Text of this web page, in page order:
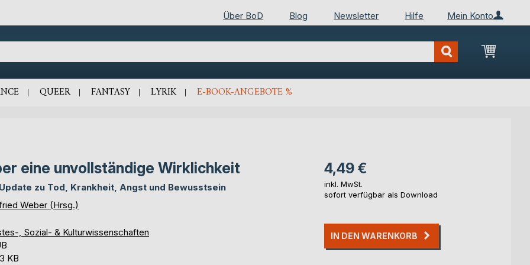
Mein Konto
Über BoD Blog Newsletter Hilfe
Mein
QUEER FANTASY LYRIK E-BOOK-ANGEBOTE %
eine unvollständige Wirklichkeit
zu Tod, Krankheit, Angst und Bewusstsein
Weber (Hrsg.)
, Sozial- & Kulturwissenschaften
KB
4,49 €
inkl. MwSt.
sofort verfügbar als Download
IN DEN WARENKORB